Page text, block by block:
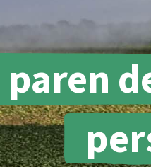
Minería
Agrotoxicos
Aceite de palma
REDD
Indígena
Landgrabbing
Granjas Industriales